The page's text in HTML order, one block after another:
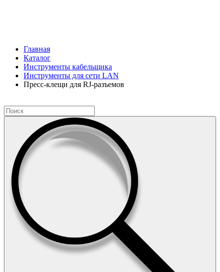
Главная
Каталог
Инструменты кабельщика
Инструменты для сети LAN
Пресс-клещи для RJ-разъемов